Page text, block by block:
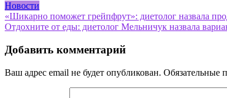
Новости
Навигация
по
записям
«Шикарно поможет грейпфрут»: диетолог назвала
Отдохните от еды: диетолог Мельничук назвала
Добавить комментарий
Ваш адрес email не будет опубликован. Обязательные